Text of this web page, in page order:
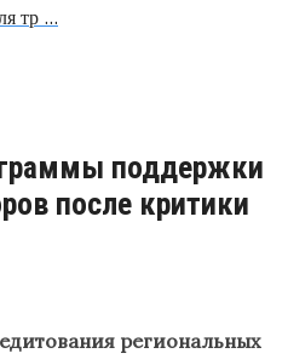
тр …
поддержки
после критики
региональных